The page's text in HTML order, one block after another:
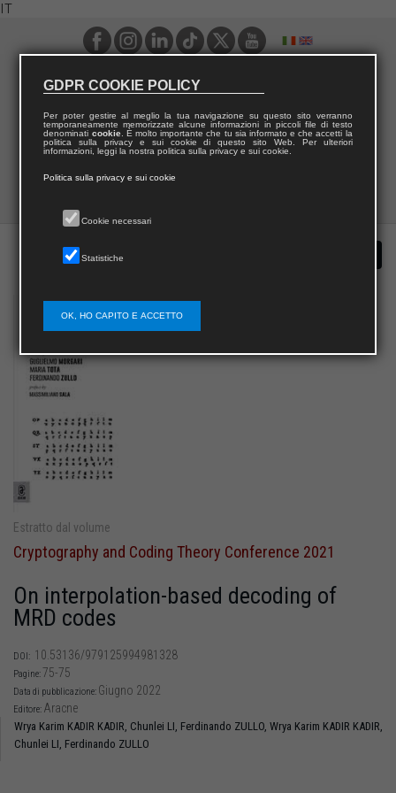
IT
Estratto dal volume
Cryptography and Coding Theory Conference 2021
On interpolation-based decoding of
MRD codes
DOI: 10.53136/979125994981328
Pagine:75-75
Data di pubblicazione: Giugno 2022
Editore: Aracne
Wrya Karim KADIR KADIR, Chunlei LI, Ferdinando ZULLO, Wrya Karim KADIR KADIR,
Chunlei LI, Ferdinando ZULLO
GDPR COOKIE POLICY
Per poter gestire al meglio la tua navigazione su questo sito verranno
temporaneamente memorizzate alcune informazioni in piccoli file di testo
denominati cookie. È molto importante che tu sia informato e che accetti la
politica sulla privacy e sui cookie di questo sito Web. Per ulteriori
informazioni, leggi la nostra politica sulla privacy e sui cookie.
Politica sulla privacy e sui cookie
Cookie necessari
Statistiche
OK, HO CAPITO E ACCETTO